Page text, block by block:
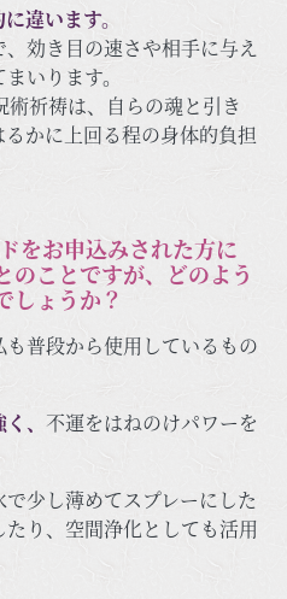
違います。
効き目の速さや相手に与え
いります。
祈祷は、自らの魂と引き
かに上回る程の身体的負担
をお申込みされた方に
のことですが、どのよう
しょうか？
普段から使用しているもの
、 不運をはねのけパワーを
少し薄めてスプレーにした
り、空間浄化としても活用